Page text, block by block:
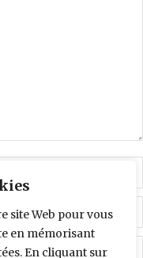
site Web pour vous
en mémorisant
En cliquant sur